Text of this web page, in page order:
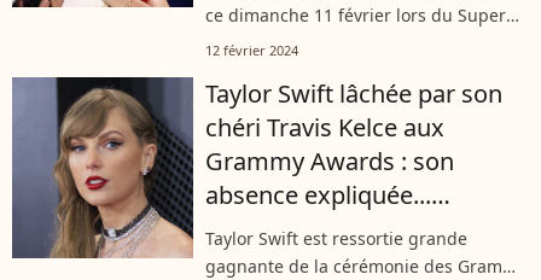
ce dimanche 11 février lors du Super
Bowl. Un nouveau sacre pour Travis
après la rencontre pour un moment...
12 février 2024
Taylor Swift lâchée par son
chéri Travis Kelce aux
Grammy Awards : son
absence expliquée...
L'excuse vaut le coup !
Taylor Swift est ressortie grande
gagnante de la cérémonie des Grammy